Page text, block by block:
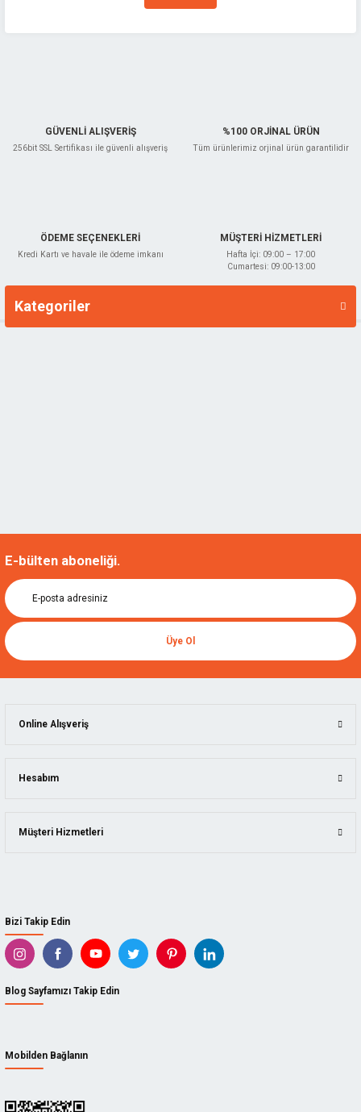
Ürün açıklamasında eksik bilgiler bulunuyor.
GÜVENLİ ALIŞVERİŞ
256bit SSL Sertifikası ile güvenli alışveriş
%100 ORJİNAL ÜRÜN
Tüm ürünlerimiz orjinal ürün garantilidir
ÖDEME SEÇENEKLERİ
Kredi Kartı ve havale ile ödeme imkanı
MÜŞTERİ HİZMETLERİ
Hafta İçi: 09:00 – 17:00
Cumartesi: 09:00-13:00
Kategoriler
Markalar
E-bülten aboneliği.
Üye Ol
Bizi Takip Edin
Blog Sayfamızı Takip Edin
Mobilden Bağlanın
Online Alışveriş
Hesabım
Müşteri Hizmetleri